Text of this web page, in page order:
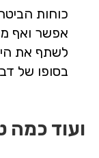
כוחות
אפשר ואף
לשתף את
בסופו של
ועוד כמה